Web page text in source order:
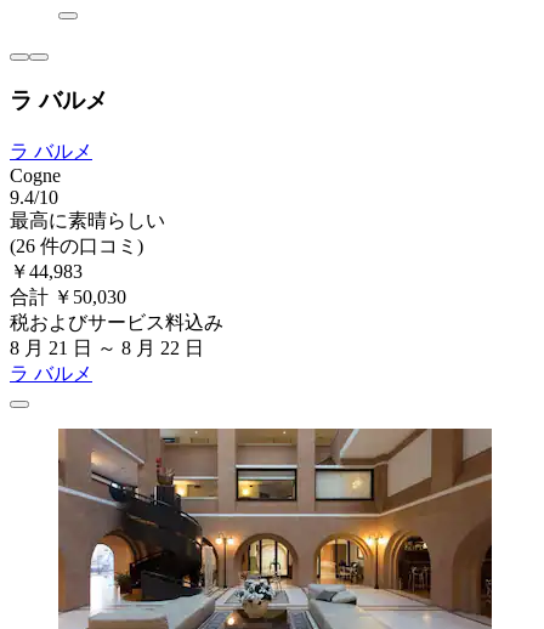
ラ バルメ
ラ バルメ
Cogne
9.4/10
最高に素晴らしい
(26 件の口コミ)
￥44,983
合計 ￥50,030
税およびサービス料込み
8 月 21 日 ～ 8 月 22 日
ラ バルメ